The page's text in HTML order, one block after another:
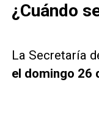
¿Cuándo
La Secretaría
el domingo 26